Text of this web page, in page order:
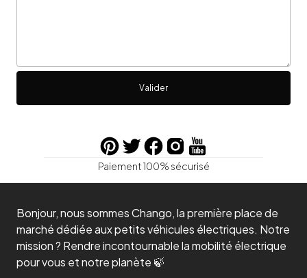
Valider
Paiement 100% sécurisé
Bonjour, nous sommes Chango, la première place de
marché dédiée aux petits véhicules électriques. Notre
mission ? Rendre incontournable la mobilité électrique
pour vous et notre planète 🍃